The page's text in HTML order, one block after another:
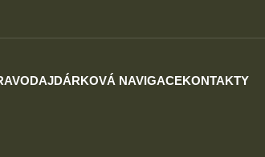
DÁRKOVÁ NAVIGACEKONTAKTY